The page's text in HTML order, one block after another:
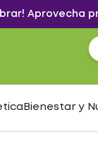
Aprovecha
Bienestar y